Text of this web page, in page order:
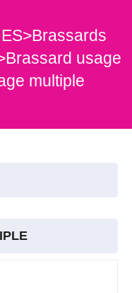
>Brassards
Brassard usage
multiple